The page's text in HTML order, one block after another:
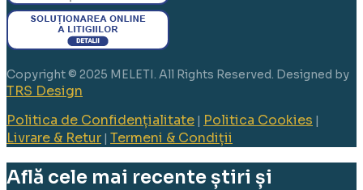
Copyright © 2025 MELETI. All Rights Reserved. Designed by
TRS Design
Politica de Confidențialitate | Politica Cookies |
Livrare & Retur | Termeni & Condiții
Află cele mai recente știri și